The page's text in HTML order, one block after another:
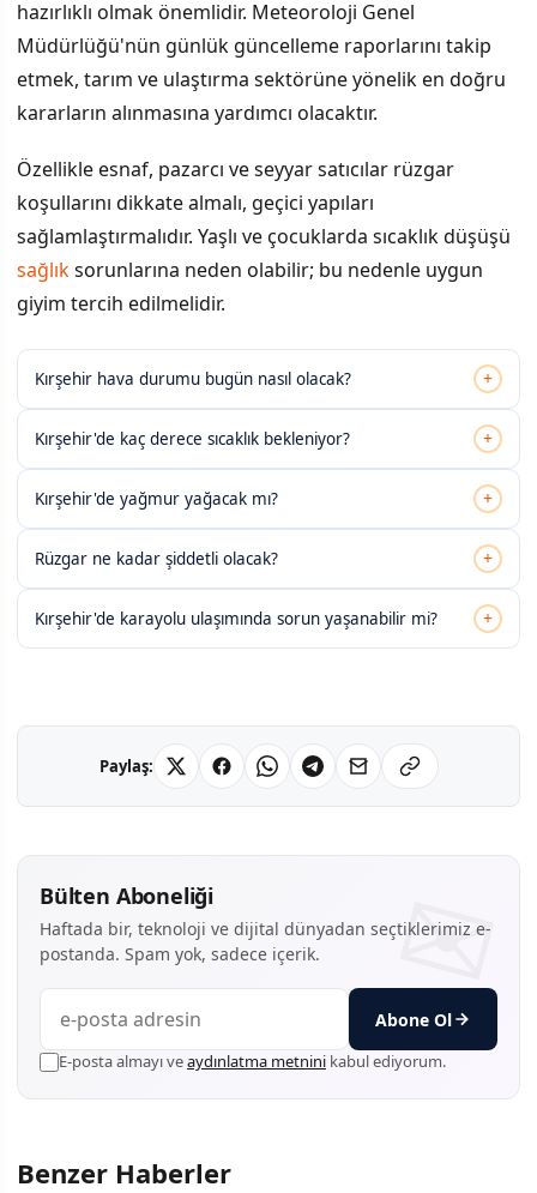
hazırlıklı olmak önemlidir. Meteoroloji Genel
Müdürlüğü'nün günlük güncelleme raporlarını takip
etmek, tarım ve ulaştırma sektörüne yönelik en doğru
kararların alınmasına yardımcı olacaktır.
Özellikle esnaf, pazarcı ve seyyar satıcılar rüzgar
koşullarını dikkate almalı, geçici yapıları
sağlamlaştırmalıdır. Yaşlı ve çocuklarda sıcaklık düşüşü
sağlıksorunlarına neden olabilir; bu nedenle uygun
giyim tercih edilmelidir.
Kırşehir hava durumu bugün nasıl olacak? +
Kırşehir'de kaç derece sıcaklık bekleniyor? +
Kırşehir'de yağmur yağacak mı? +
Rüzgar ne kadar şiddetli olacak? +
Kırşehir'de karayolu ulaşımında sorun yaşanabilir mi? +
Paylaş:
Bülten Aboneliği
Haftada bir, teknoloji ve dijital dünyadan seçtiklerimiz e-
postanda. Spam yok, sadece içerik.
Abone Ol
E-posta almayı veaydınlatma metnini kabul ediyorum.
Benzer Haberler